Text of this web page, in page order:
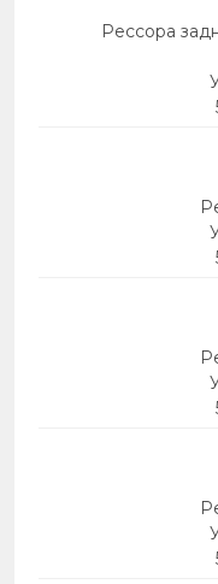
Рессора